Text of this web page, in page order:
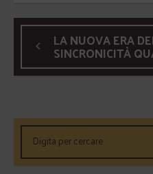
LA NUOVA ERA
SINCRONICITÀ